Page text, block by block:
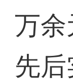
万余
先